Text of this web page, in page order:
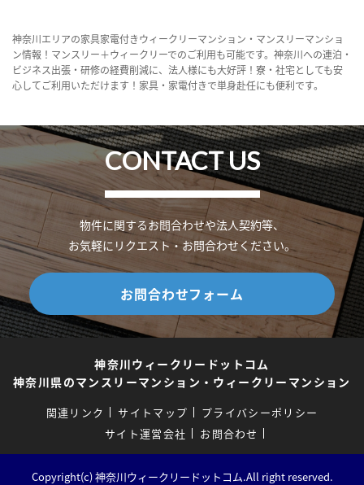
神奈川エリアの家具家電付きウィークリーマンション・マンスリーマンショ
ン情報！マンスリー＋ウィークリーでのご利用も可能です。神奈川への連泊・
ビジネス出張・研修の経費削減に、法人様にも大好評！寮・社宅としても安
心してご利用いただけます！家具・家電付きで単身赴任にも便利です。
CONTACT US
物件に関するお問合わせや法人契約等、
お気軽にリクエスト・お問合わせください。
お問合わせフォーム
神奈川ウィークリードットコム
神奈川県のマンスリーマンション・ウィークリーマンション
関連リンク サイトマップ
プライバシーポリシー
サイト運営会社
お問合わせ
Copyright(c) 神奈川ウィークリードットコム.All right reserved.